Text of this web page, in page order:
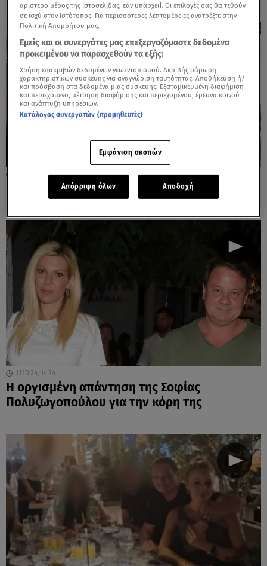
13.10.24, 16:58
Πέθανε ο πατέρας του Απόστολου Λύτρα
11.10.24, 14:24
Η οργισμένη απάντηση της Σοφίας
Πολυζωγοπούλου για την κόρη της
αριστερό μέρος της ιστοσελίδας, εάν υπάρχει]. Οι επιλογές σας θα τεθούν
σε ισχύ στον Ιστότοπος. Για περισσότερες λεπτομέρειες ανατρέξτε στην
Πολιτική Απορρήτου μας.
Εμείς και οι συνεργάτες μας επεξεργαζόμαστε δεδομένα
προκειμένου να παρασχεθούν τα εξής:
Χρήση επακριβών δεδομένων γεωεντοπισμού. Ακριβής σάρωση
χαρακτηριστικών συσκευής για αναγνώριση ταυτότητας. Αποθήκευση ή/
και πρόσβαση στα δεδομένα μιας συσκευής. Εξατομικευμένη διαφήμιση
και περιεχόμενο, μέτρηση διαφήμισης και περιεχομένου, έρευνα κοινού
και ανάπτυξη υπηρεσιών.
Κατάλογος συνεργατών (προμηθευτές)
Εμφάνιση σκοπών
Απόρριψη όλων Αποδοχή